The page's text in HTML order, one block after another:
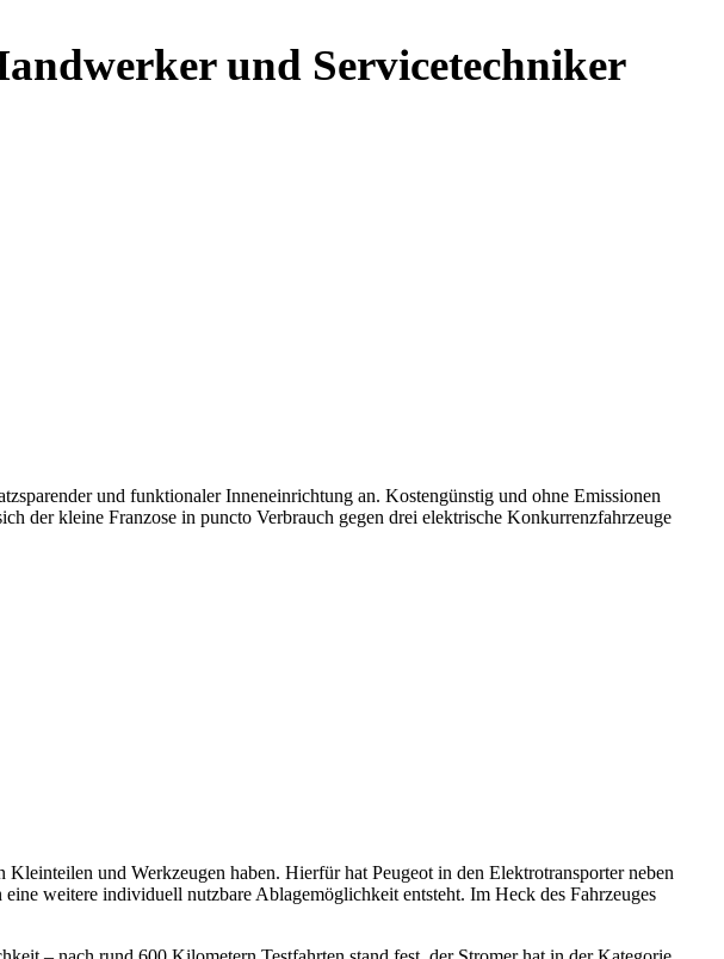
und Servicetechniker
und funktionaler Inneneinrichtung an. Kostengünstig und ohne Emissionen
der kleine Franzose in puncto Verbrauch gegen drei elektrische Konkurrenzfahrzeuge
und Werkzeugen haben. Hierfür hat Peugeot in den Elektrotransporter neben
weitere individuell nutzbare Ablagemöglichkeit entsteht. Im Heck des Fahrzeuges